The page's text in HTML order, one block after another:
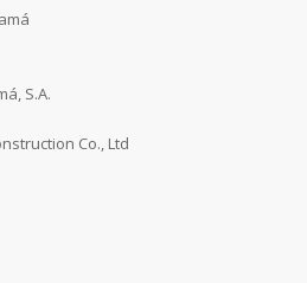
S.A.
Co., Ltd